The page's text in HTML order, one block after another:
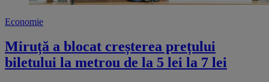
Economie
Miruță a blocat creșterea prețului
biletului la metrou de la 5 lei la 7 lei